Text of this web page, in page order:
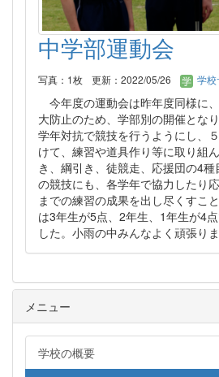
中学部運動会
写真：1枚 更新：2022/05/26 学校
今年度の運動会は昨年度同様に
大防止のため、学部別の開催とな
学年対抗で競技を行うようにし、
けて、練習や道具作り等に取り組
き、綱引き、徒競走、応援団の4
の競技にも、各学年で協力したり
までの練習の成果を出し尽くすこ
は3年生が5点、2年生、1年生が4
した。小雨の中みんなよく頑張りま
メニュー
学校の概要